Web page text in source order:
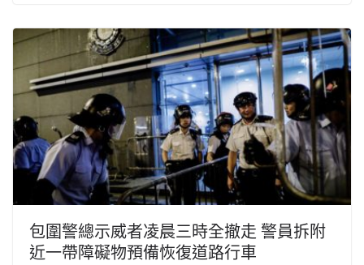
包圍警總示威者凌晨三時全撤走 警員拆附
近一帶障礙物預備恢復道路行車